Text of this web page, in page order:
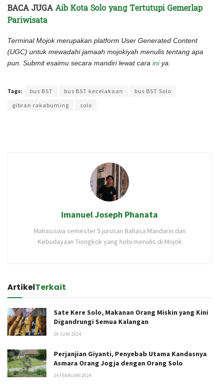
BACA JUGAAib Kota Solo yang Tertutupi Gemerlap
Pariwisata
Terminal Mojok merupakan platform User Generated Content
(UGC) untuk mewadahi jamaah mojokiyah menulis tentang apa
pun. Submit esaimu secara mandiri lewat cara iniya.
Tags: bus BST bus BST kecelakaan
bus BST Solo
gibran rakabuming
solo
Imanuel Joseph Phanata
Mahasiswa semester 5 jurusan Bahasa Mandarin dan
Kebudayaan Tiongkok yang hobi menulis di Mojok
ArtikelTerkait
Sate Kere Solo, Makanan Orang Miskin yang Kini
Digandrungi Semua Kalangan
29 JUNI 2024
Perjanjian Giyanti, Penyebab Utama Kandasnya
Asmara Orang Jogja dengan Orang Solo
24 FEBRUARI 2024